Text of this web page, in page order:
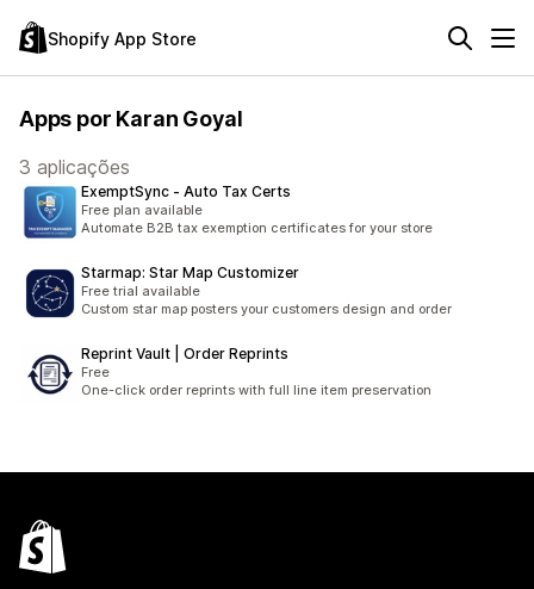
Shopify App Store
Apps por Karan Goyal
3 aplicações
ExemptSync ‑ Auto Tax Certs
Free plan available
Automate B2B tax exemption certificates for your store
Starmap: Star Map Customizer
Free trial available
Custom star map posters your customers design and order
Reprint Vault | Order Reprints
Free
One-click order reprints with full line item preservation